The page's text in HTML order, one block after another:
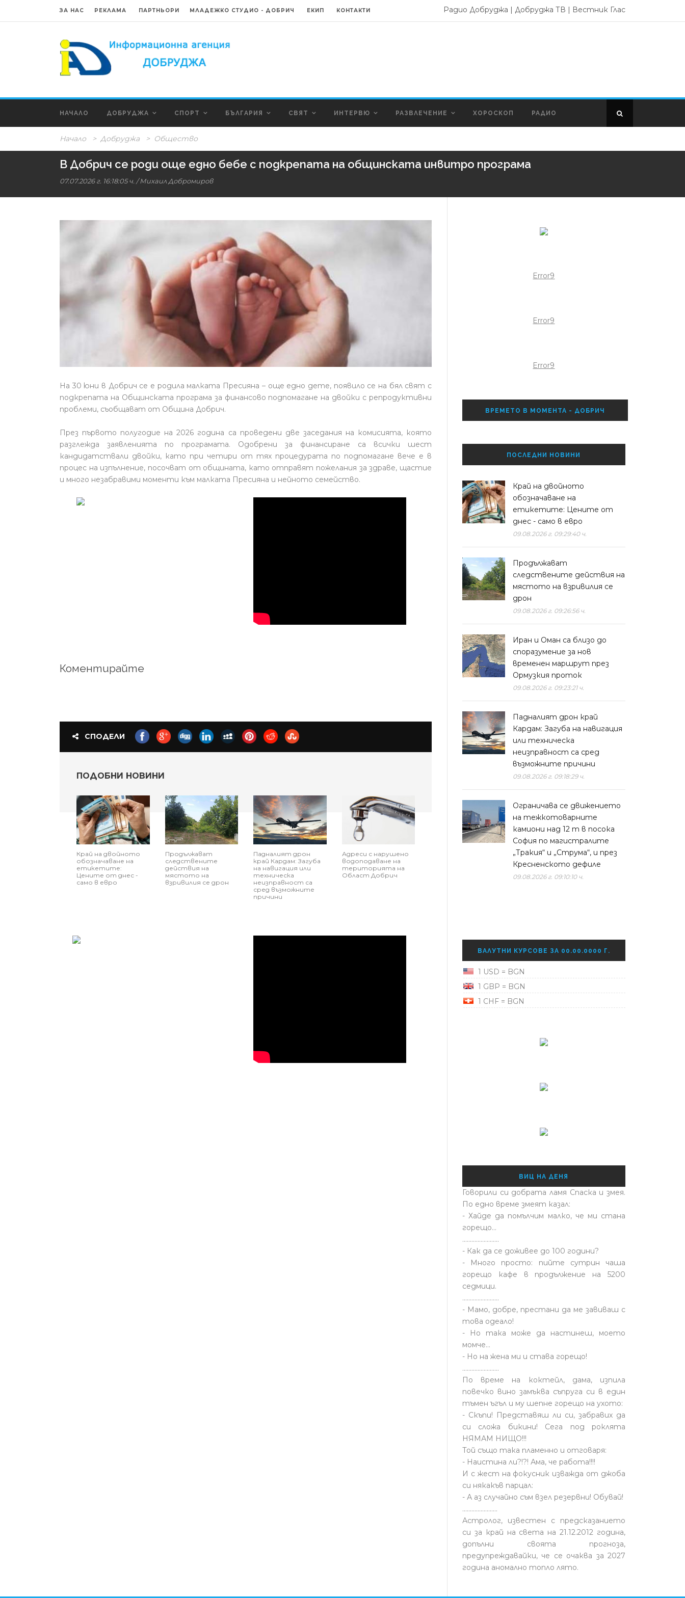
ЗА НАС РЕКЛАМА ПАРТНЬОРИ МЛАДЕЖКО СТУДИО - ДОБРИЧ ЕКИП КОНТАКТИ Радио Добруджа | Добруджа ТВ | Вестник Глас
НАЧАЛО ДОБРУДЖА СПОРТ БЪЛГАРИЯ СВЯТ ИНТЕРВЮ РАЗВЛЕЧЕНИЕ ХОРОСКОП РАДИО
Начало > Добруджа > Общество
В Добрич се роди още едно бебе с подкрепата на общинската инвитро програма
07.07.2026 г. 16:18:05 ч. /Михаил Добромиров
На 30 юни в Добрич се е родила малката Пресияна – още едно дете, появило се на бял свят с
подкрепата на Общинската програма за финансово подпомагане на двойки с репродуктивни
проблеми, съобщават от Община Добрич.
През първото полугодие на 2026 година са проведени две заседания на комисията, която
разглежда заявленията по програмата. Одобрени за финансиране са всички шест
кандидатствали двойки, като при четири от тях процедурата по подпомагане вече е в
процес на изпълнение, посочват от общината, като отправят пожелания за здраве, щастие
и много незабравими моменти към малката Пресияна и нейното семейство.
Коментирайте
СПОДЕЛИ
ПОДОБНИ НОВИНИ
Край на двойното
обозначаване на
етикетите:
Цените от днес -
само в евро
Продължават
следствените
действия на
мястото на
взривилия се дрон
Падналият дрон
край Кардам: Загуба
на навигация или
техническа
неизправност са
сред възможните
причини
Адреси с нарушено
водоподаване на
територията на
Област Добрич
Error9
Error9
Error9
ВРЕМЕТО В МОМЕНТА - ДОБРИЧ
ПОСЛЕДНИ НОВИНИ
Край на двойното
обозначаване на
етикетите: Цените от
днес - само в евро
09.08.2026 г. 09:29:40 ч.
Продължават
следствените действия на
мястото на взривилия се
дрон
09.08.2026 г. 09:26:56 ч.
Иран и Оман са близо до
споразумение за нов
временен маршрут през
Ормузкия проток
09.08.2026 г. 09:23:21 ч.
Падналият дрон край
Кардам: Загуба на навигация
или техническа
неизправност са сред
възможните причини
09.08.2026 г. 09:18:29 ч.
Ограничава се движението
на тежкотоварните
камиони над 12 т в посока
София по магистралите
„Тракия“ и „Струма“, и през
Кресненското дефиле
09.08.2026 г. 09:10:10 ч.
ВАЛУТНИ КУРСОВЕ ЗА 00.00.0000 Г.
1 USD = BGN
1 GBP = BGN
1 CHF = BGN
ВИЦ НА ДЕНЯ
Говорили си добрата ламя Спаска и змея.
По едно време змеят казал:
- Хайде да помълчим малко, че ми стана
горещо...
........................
- Как да се доживее до 100 години?
- Много просто: пийте сутрин чаша
горещо кафе в продължение на 5200
седмици.
........................
- Мамо, добре, престани да ме завиваш с
това одеало!
- Но така може да настинеш, моето
момче…
- Но на жена ми и става горещо!
........................
По време на коктейл, дама, изпила
повечко вино замъква съпруга си в един
тъмен ъгъл и му шепне горещо на ухото:
- Скъпи! Представяш ли си, забравих да
си сложа бикини! Сега под роклята
НЯМАМ НИЩО!!!
Той също така пламенно и отговаря:
- Наистина ли?!?! Ама, че работа!!!!
И с жест на фокусник изважда от джоба
си някакъв парцал:
- А аз случайно съм взел резервни! Обувай!
.......................
Астролог, известен с предсказанието
си за край на света на 21.12.2012 година,
допълни своята прогноза,
предупреждавайки, че се очаква за 2027
година аномално топло лято.